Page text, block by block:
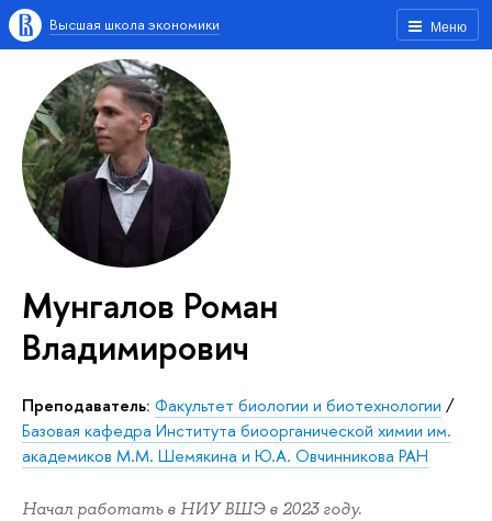
Меню
Высшая школа экономики
Мунгалов Роман
Владимирович
Преподаватель: Факультет биологии и биотехнологии /
Базовая кафедра Института биоорганической химии им.
академиков М.М. Шемякина и Ю.А. Овчинникова РАН
Начал работать в НИУ ВШЭ в 2023 году.